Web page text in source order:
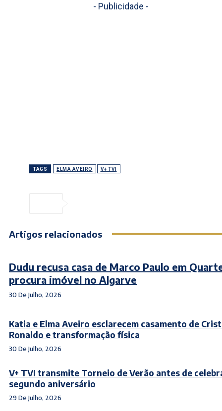
- Publicidade -
TAGS ELMA AVEIRO V+ TVI
Artigos relacionados
Dudu recusa casa de Marco Paulo em
procura imóvel no Algarve
30 De Julho, 2026
Katia e Elma Aveiro esclarecem casamento de
Ronaldo e transformação física
30 De Julho, 2026
V+ TVI transmite Torneio de Verão antes de
segundo aniversário
29 De Julho, 2026